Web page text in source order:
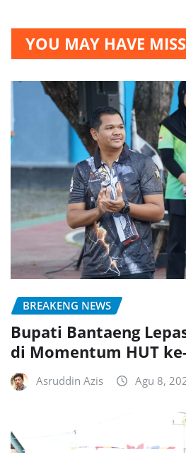
YOU MAY HAVE
BREAKENG NEWS
Bupati Bantaeng
di Momentum HUT
Asruddin Azis Agu 8,